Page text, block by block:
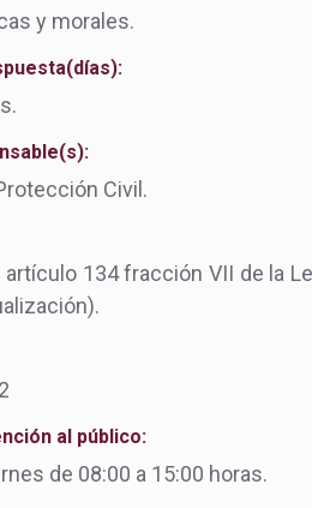
y morales.
Civil.
artículo 134 fracción VII de la
al público:
de 08:00 a 15:00 horas.